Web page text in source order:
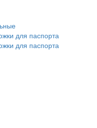
для паспорта
для паспорта